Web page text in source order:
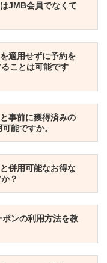
JMB会員でなくて
適用せずに予約を
ことは可能です
事前に獲得済みの
能ですか。
併用可能なお得な
？
ンの利用方法を教